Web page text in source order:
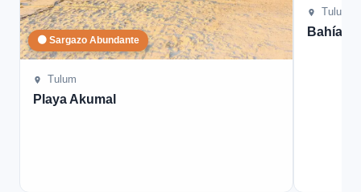
🟠 Sargazo Abundante
Tulum
Playa Akumal
Tulum
Bahía